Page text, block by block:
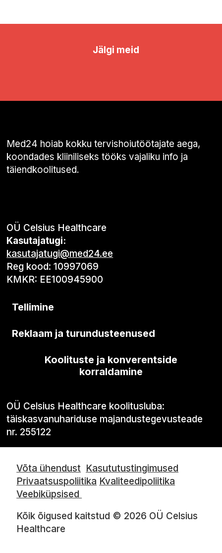
Jälgi meid
Med24 hoiab kokku tervishoiutöötajate aega,
koondades kliiniliseks tööks vajaliku info ja
täiendkoolitused.
OÜ Celsius Healthcare
Kasutajatugi:
kasutajatugi@med24.ee
Reg kood: 10997069
KMKR: EE100945900
Tellimine
Reklaam ja turundusteenused
Koolituste ja konverentside
korraldamine
OÜ Celsius Healthcare koolitusluba:
täiskasvanuhariduse majandustegevusteade
nr. 255122
Võta ühendust Kasututustingimused
Privaatsuspoliitika Kvaliteedipoliitika
Veebiküpsised
Kõik õigused kaitstud © 2026 OÜ Celsius
Healthcare